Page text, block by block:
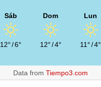
Sáb
12°/6°
Dom
12°/4°
Lun
11°/4°
Data fromTiempo3.com